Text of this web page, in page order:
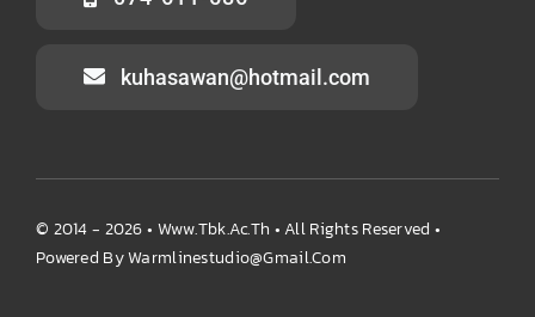
kuhasawan@hotmail.com
© 2014 - 2026 • Www.tbk.ac.th • All Rights Reserved •
Powered ByWarmlinestudio@gmail.com